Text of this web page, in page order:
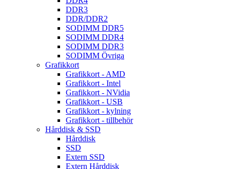
DDR3
DDR/DDR2
SODIMM DDR5
SODIMM DDR4
SODIMM DDR3
SODIMM Övriga
Grafikkort
Grafikkort - AMD
Grafikkort - Intel
Grafikkort - NVidia
Grafikkort - USB
Grafikkort - kylning
Grafikkort - tillbehör
Hårddisk & SSD
Hårddisk
SSD
Extern SSD
Extern Hårddisk